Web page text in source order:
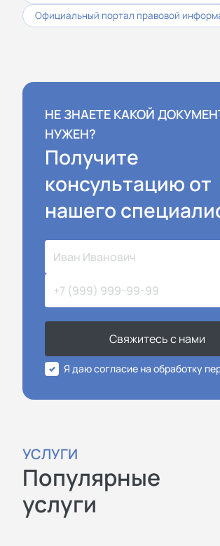
Официальный портал правовой
НЕ ЗНАЕТЕ КАКОЙ
НУЖЕН?
Получите
консультацию от
нашего
Свяжитесь с нами
Я даю согласие на обработку
УСЛУГИ
Популярные
услуги